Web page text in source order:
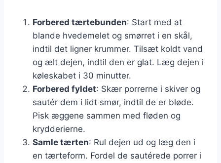
Forbered tærtebunden: Start med at
blande hvedemelet og smørret i en skål,
indtil det ligner krummer. Tilsæt koldt vand
og ælt dejen, indtil den er glat. Læg dejen i
køleskabet i 30 minutter.
Forbered fyldet: Skær porrerne i skiver og
sautér dem i lidt smør, indtil de er bløde.
Pisk æggene sammen med fløden og
krydderierne.
Samle tærten: Rul dejen ud og læg den i
en tærteform. Fordel de sautérede porrer i